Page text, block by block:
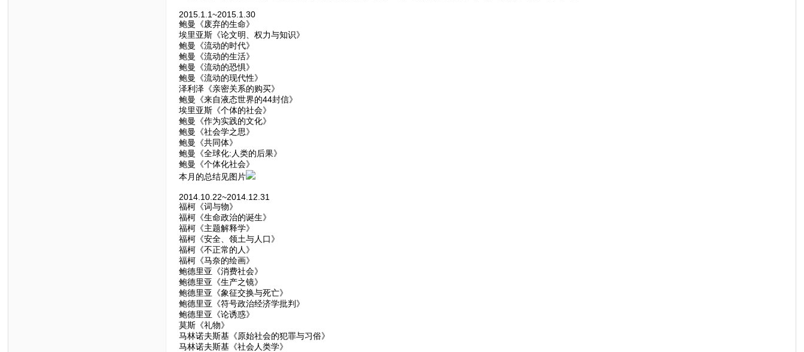
2015.1.1~2015.1.30
鲍曼《废弃的生命》
埃里亚斯《论文明、权力与知识》
鲍曼《流动的时代》
鲍曼《流动的生活》
鲍曼《流动的恐惧》
鲍曼《流动的现代性》
泽利泽《亲密关系的购买》
鲍曼《来自液态世界的44封信》
埃里亚斯《个体的社会》
鲍曼《作为实践的文化》
鲍曼《社会学之思》
鲍曼《共同体》
鲍曼《全球化:人类的后果》
鲍曼《个体化社会》
本月的总结见图片
2014.10.22~2014.12.31
福柯《词与物》
福柯《生命政治的诞生》
福柯《主题解释学》
福柯《安全、领土与人口》
福柯《不正常的人》
福柯《马奈的绘画》
鲍德里亚《消费社会》
鲍德里亚《生产之镜》
鲍德里亚《象征交换与死亡》
鲍德里亚《符号政治经济学批判》
鲍德里亚《论诱惑》
莫斯《礼物》
马林诺夫斯基《原始社会的犯罪与习俗》
马林诺夫斯基《社会人类学》